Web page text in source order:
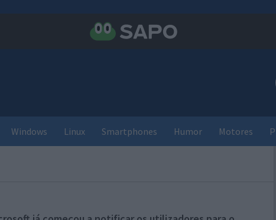
Windows Linux Smartphones Humor Motores